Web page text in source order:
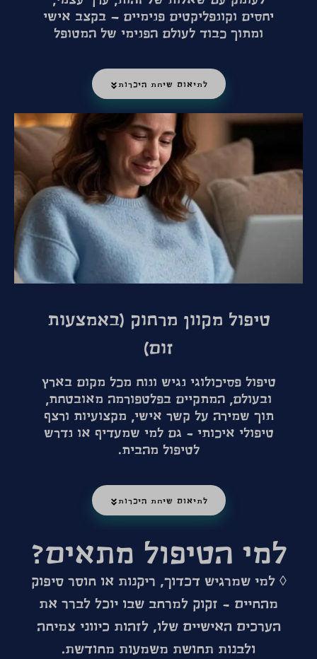
יחסים וקונפליקטים פנימיים — בקצב אישי
ומתוך כבוד לעולם הפנימי של המטופל
לתיאום שיחת היכרות
טיפול מקוון מרחוק (באמצעות
זום)
טיפול פסיכולוגי נגיש ונוח מכל מקום בארץ
ובעולם, המתקיים בפלטפורמה מאובטחת,
תוך שמירה על קשר אישי, מקצועיות ורצף
טיפולי איכותי – גם למי שמעדיף או נדרש
לטיפול מהבית.
לתיאום שיחת היכרות
למי הטיפול מתאים?
◊למי שמרגיש דכדוך, ריקנות או חוסר סיפוק
מהחיים – זקוק למרחב שבו יוכל לברר את
הערכים האישיים שלו, לזהות כיווני צמיחה
ולבנות תחושת משמעות מחודשת.